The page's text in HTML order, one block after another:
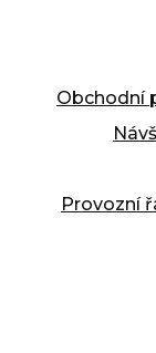
Obchodní
Provozní